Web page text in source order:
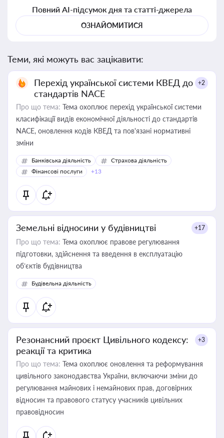
Повний AI-підсумок дня та статті-джерела
ОЗНАЙОМИТИСЯ
Теми, які можуть вас зацікавити:
Перехід української системи КВЕД до
стандартів NACE
+2
Про що тема: Тема охоплює перехід української системи
класифікації видів економічної діяльності до стандартів
NACE, оновлення кодів КВЕД та пов'язані нормативні
зміни
Банківська діяльність
Страхова діяльність
Фінансові послуги
+13
Земельні відносини у будівництві +17
Про що тема: Тема охоплює правове регулювання
підготовки, здійснення та введення в експлуатацію
об’єктів будівництва
Будівельна діяльність
Резонансний проєкт Цивільного кодексу:
реакції та критика
+3
Про що тема: Тема охоплює оновлення та реформування
цивільного законодавства України, включаючи зміни до
регулювання майнових і немайнових прав, договірних
відносин та правового статусу учасників цивільних
правовідносин